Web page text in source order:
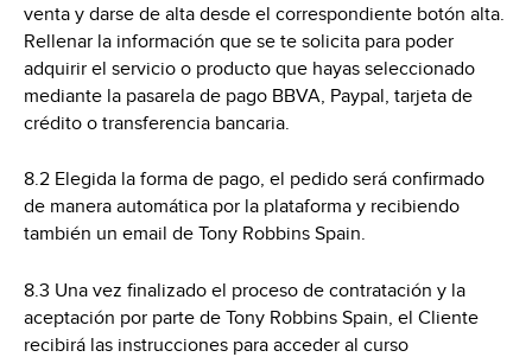
venta y darse de alta desde el correspondiente botón alta.
Rellenar la información que se te solicita para poder
adquirir el servicio o producto que hayas seleccionado
mediante la pasarela de pago BBVA, Paypal, tarjeta de
crédito o transferencia bancaria.
8.2 Elegida la forma de pago, el pedido será confirmado
de manera automática por la plataforma y recibiendo
también un email de Tony Robbins Spain.
8.3 Una vez finalizado el proceso de contratación y la
aceptación por parte de Tony Robbins Spain, el Cliente
recibirá las instrucciones para acceder al curso